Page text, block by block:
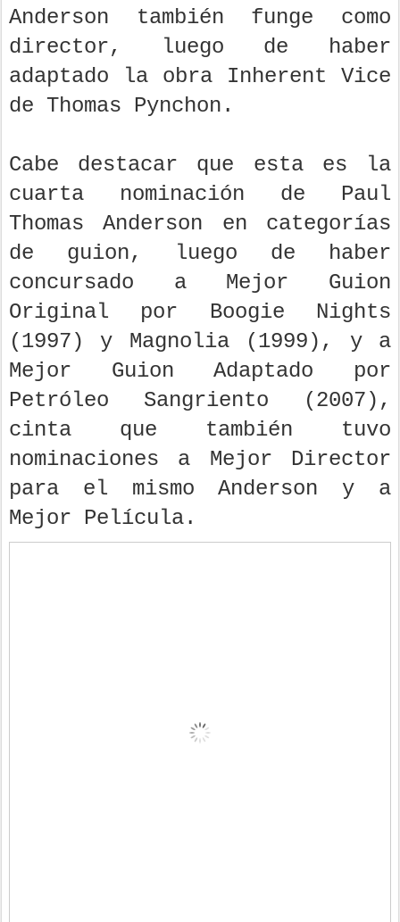
Anderson también funge como
director, luego de haber
adaptado la obra Inherent Vice
de Thomas Pynchon.
Cabe destacar que esta es la
cuarta nominación de Paul
Thomas Anderson en categorías
de guion, luego de haber
concursado a Mejor Guion
Original por Boogie Nights
(1997) y Magnolia (1999), y a
Mejor Guion Adaptado por
Petróleo Sangriento (2007),
cinta que también tuvo
nominaciones a Mejor Director
para el mismo Anderson y a
Mejor Película.